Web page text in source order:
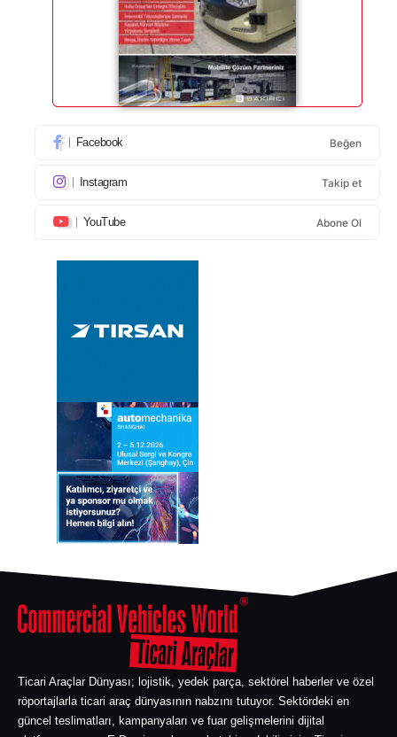
Facebook Beğen
Instagram Takip et
YouTube Abone Ol
Ticari Araçlar Dünyası; lojistik, yedek parça, sektörel haberler ve özel
röportajlarla ticari araç dünyasının nabzını tutuyor. Sektördeki en
güncel teslimatları, kampanyaları ve fuar gelişmelerini dijital